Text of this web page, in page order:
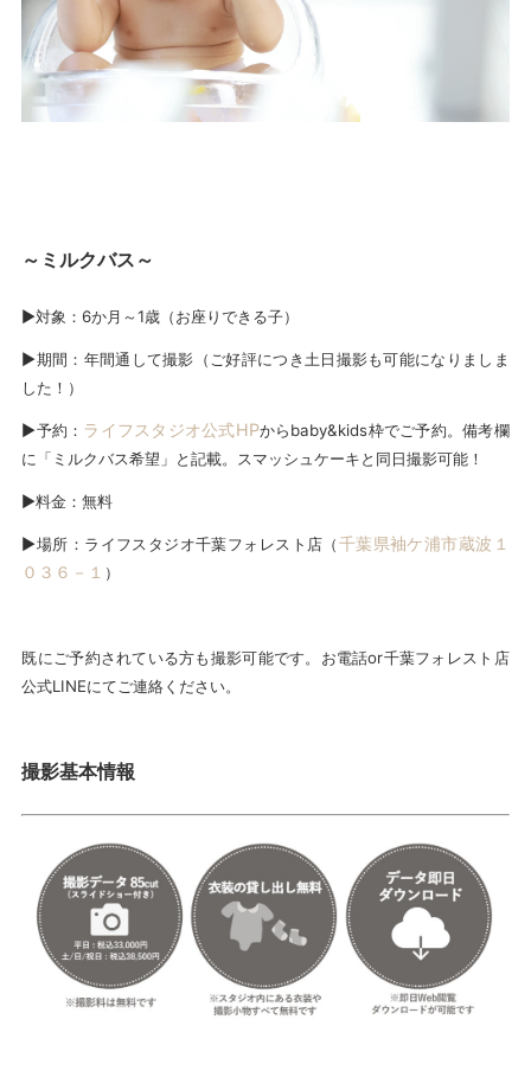
～ミルクバス～
▶対象：6か月～1歳（お座りできる子）
▶期間：年間通して撮影（ご好評につき土日撮影も可能になりましま
した！）
▶予約： ライフスタジオ公式HPからbaby&kids枠でご予約。備考欄
に「ミルクバス希望」と記載。スマッシュケーキと同日撮影可能！
▶料金：無料
▶場所：ライフスタジオ千葉フォレスト店（千葉県袖ケ浦市蔵波１
０３６－１ ）
既にご予約されている方も撮影可能です。お電話or千葉フォレスト店
公式LINEにてご連絡ください。
撮影基本情報